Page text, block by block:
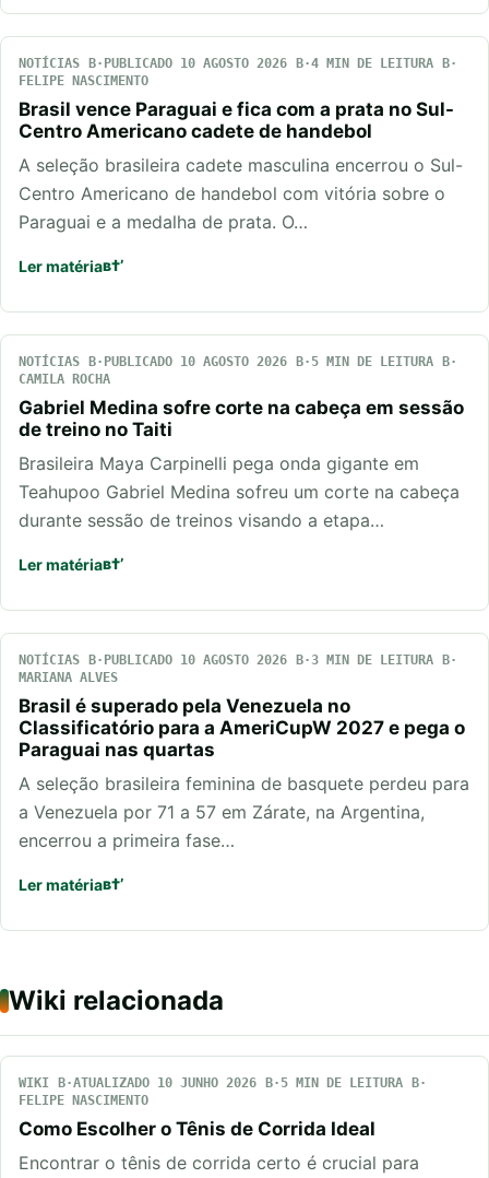
NOTÍCIAS PUBLICADO 10 AGOSTO 2026
4 MIN DE LEITURA
FELIPE NASCIMENTO
Brasil vence Paraguai e fica com a prata no Sul-
Centro Americano cadete de handebol
A seleção brasileira cadete masculina encerrou o Sul-
Centro Americano de handebol com vitória sobre o
Paraguai e a medalha de prata. O…
Ler matéria
NOTÍCIAS PUBLICADO 10 AGOSTO 2026
5 MIN DE LEITURA
CAMILA ROCHA
Gabriel Medina sofre corte na cabeça em sessão
de treino no Taiti
Brasileira Maya Carpinelli pega onda gigante em
Teahupoo Gabriel Medina sofreu um corte na cabeça
durante sessão de treinos visando a etapa…
Ler matéria
NOTÍCIAS PUBLICADO 10 AGOSTO 2026
3 MIN DE LEITURA
MARIANA ALVES
Brasil é superado pela Venezuela no
Classificatório para a AmeriCupW 2027 e pega o
Paraguai nas quartas
A seleção brasileira feminina de basquete perdeu para
a Venezuela por 71 a 57 em Zárate, na Argentina,
encerrou a primeira fase…
Ler matéria
Wiki relacionada
WIKI ATUALIZADO 10 JUNHO 2026
5 MIN DE LEITURA
FELIPE NASCIMENTO
Como Escolher o Tênis de Corrida Ideal
Encontrar o tênis de corrida certo é crucial para